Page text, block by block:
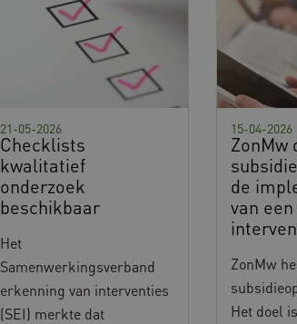
Checklists
kwalitatief
onderzoek
beschikbaar
21-05-2026
Het
Samenwerkingsverband
erkenning van interventies
(SEI) merkte dat
ZonMw
de
van
15-04-2026
ZonMw
Het doel